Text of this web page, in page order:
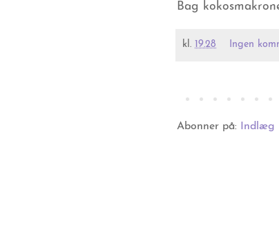
Bag
kl. 19.28 Ingen
Abonner på: Indlæg